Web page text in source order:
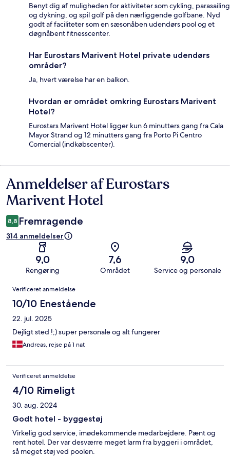
Benyt dig af muligheden for aktiviteter som cykling, parasailing
og dykning, og spil golf på den nærliggende golfbane. Nyd
godt af faciliteter som en sæsonåben udendørs pool og et
døgnåbent fitnesscenter.
Har Eurostars Marivent Hotel private udendørs
områder?
Ja, hvert værelse har en balkon.
Hvordan er området omkring Eurostars Marivent
Hotel?
Eurostars Marivent Hotel ligger kun 6 minutters gang fra Cala
Mayor Strand og 12 minutters gang fra Porto Pi Centro
Comercial (indkøbscenter).
Anmeldelser
Anmeldelser af Eurostars
Marivent Hotel
8,8 Fremragende
314 anmeldelser
9,0
Rengøring
7,6
Området
9,0
Service og personale
Anmeldelser
Verificeret anmeldelse
10/10 Enestående
22. jul. 2025
Dejligt sted !;) super personale og alt fungerer
Andreas, rejse på 1 nat
Verificeret anmeldelse
4/10 Rimeligt
30. aug. 2024
Godt hotel - byggestøj
Virkelig god service, imødekommende medarbejdere. Pænt og
rent hotel. Der var desværre meget larm fra byggeri i området,
så meget støj ved poolen.